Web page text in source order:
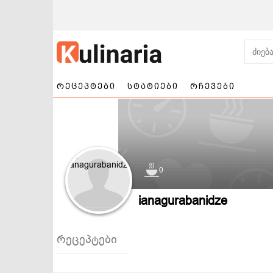
რეცეპტები
ნამცხვრები და
ტორტები
სალათები
სტატიები რჩევები
0
ianagurabanidze
რეცეპტები